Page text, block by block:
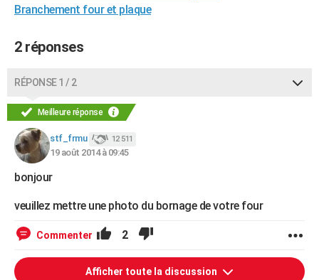
Carte de Noël
Carte Bonne année
Carte Saint-Valentin
Carte Pâques
Carte d'anniversaire
Dictionnaire
Biographies
Citations
Expressions
Proverbes
PROGRAMME TV
COPAINS D'AVANT
S'inscrire
Se connecter
Lycées
Collèges
Primaires
Universités
Entreprises
Service militaire
Avis de recherche
AVIS DE DÉCÈS
FORUM
Bricolage
Lifestyle
Culture
Sport
Auto
Television
Voyage
Cinema
Branchement four et plaque
2 réponses
RÉPONSE 1 / 2
Meilleure réponse
stf_frmu 12 511
19 août 2014 à 09:45
bonjour
veuillez mettre une photo du bornage de votre four
Commenter 2
Afficher toute la discussion